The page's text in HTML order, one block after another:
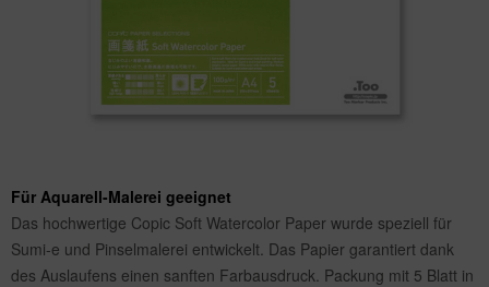
Für Aquarell-Malerei geeignet
Das hochwertige Copic Soft Watercolor Paper wurde speziell für
Sumi-e und Pinselmalerei entwickelt. Das Papier garantiert dank
des Auslaufens einen sanften Farbausdruck. Packung mit 5 Blatt in